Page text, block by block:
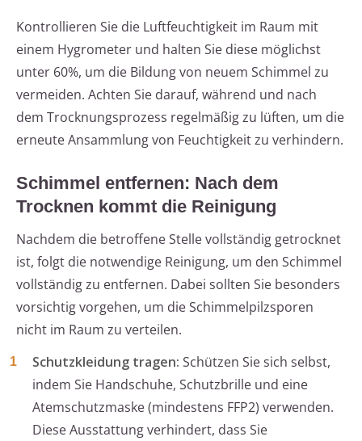
Kontrollieren Sie die Luftfeuchtigkeit im Raum mit
einem Hygrometer und halten Sie diese möglichst
unter 60%, um die Bildung von neuem Schimmel zu
vermeiden. Achten Sie darauf, während und nach
dem Trocknungsprozess regelmäßig zu lüften, um die
erneute Ansammlung von Feuchtigkeit zu verhindern.
Schimmel entfernen: Nach dem
Trocknen kommt die Reinigung
Nachdem die betroffene Stelle vollständig getrocknet
ist, folgt die notwendige Reinigung, um den Schimmel
vollständig zu entfernen. Dabei sollten Sie besonders
vorsichtig vorgehen, um die Schimmelpilzsporen
nicht im Raum zu verteilen.
Schutzkleidung tragen: Schützen Sie sich selbst,
indem Sie Handschuhe, Schutzbrille und eine
Atemschutzmaske (mindestens FFP2) verwenden.
Diese Ausstattung verhindert, dass Sie